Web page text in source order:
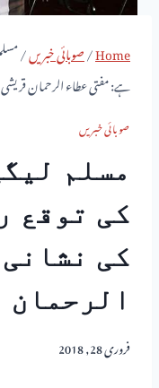
Home
/صوبائی خبریں/
ہے: مفتی عطاء الرحمان قریشی
صوبائی خبریں
مسلم
کی توقع
کی
الرحمان
فروری 28, 2018